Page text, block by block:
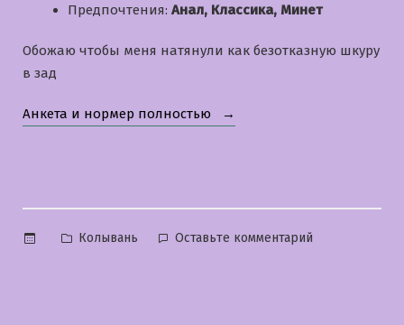
Предпочтения: Анал, Классика, Минет
Обожаю чтобы меня натянули как безотказную шкуру
в зад
Анкета и нормер полностью «Мария»
Опубликовано
Колывань Оставьте комментарий